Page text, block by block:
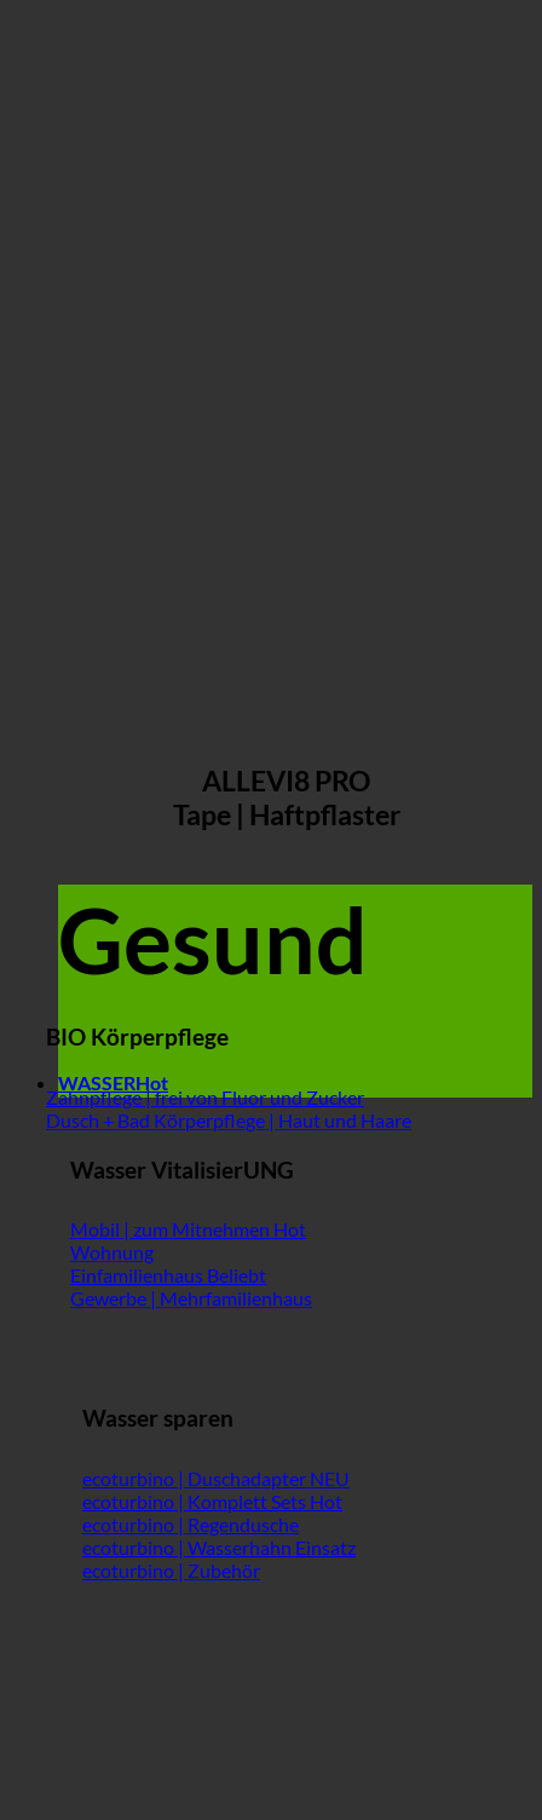
ALLEVI8 PRO
Tape | Haftpflaster
Gesund
BIO Körperpflege
Zahnpflege | frei von Fluor und Zucker
Dusch + Bad Körperpflege | Haut und Haare
WASSER
Wasser VitalisierUNG
Mobil | zum Mitnehmen
Wohnung
Einfamilienhaus
Gewerbe | Mehrfamilienhaus
Wasser sparen
ecoturbino | Duschadapter
ecoturbino | Komplett Sets
ecoturbino | Regendusche
ecoturbino | Wasserhahn Einsatz
ecoturbino | Zubehör